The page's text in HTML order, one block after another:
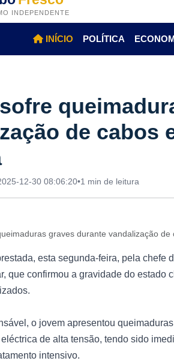
INDEPENDENTE
INÍCIO POLÍTICA
de cabos
12-30 08:06:20•1 min de leitura
graves durante vandalização
esta segunda-feira, pela chefe
que confirmou a gravidade do estado
o jovem apresentou
de alta tensão, tendo sido
intensivo.